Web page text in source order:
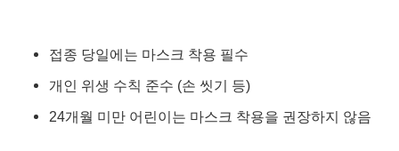
접종 당일에는 마스크 착용 필수
개인 위생 수칙 준수 (손 씻기 등)
24개월 미만 어린이는 마스크 착용을 권장하지 않음